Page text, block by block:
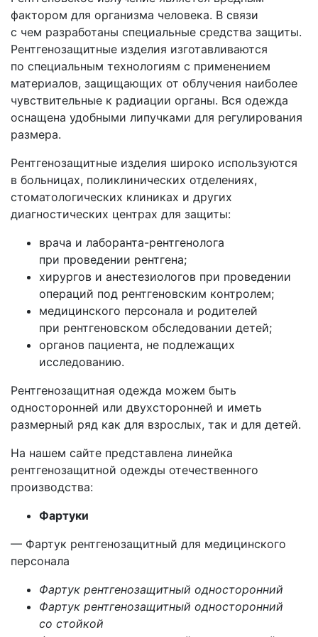
Прочее
фактором для организма человека. В связи
с чем разработаны специальные средства защиты.
Рентгенозащитные изделия изготавливаются
по специальным технологиям с применением
материалов, защищающих от облучения наиболее
чувствительные к радиации органы. Вся одежда
оснащена удобными липучками для регулирования
размера.
Рентгенозащитные изделия широко используются
в больницах, поликлинических отделениях,
стоматологических клиниках и других
диагностических центрах для защиты:
врача и лаборанта-рентгенолога
при проведении рентгена;
хирургов и анестезиологов при проведении
операций под рентгеновским контролем;
медицинского персонала и родителей
при рентгеновском обследовании детей;
органов пациента, не подлежащих
исследованию.
Рентгенозащитная одежда можем быть
односторонней или двухсторонней и иметь
размерный ряд как для взрослых, так и для детей.
На нашем сайте представлена линейка
рентгенозащитной одежды отечественного
производства:
Фартуки
— Фартук рентгенозащитный для медицинского
персонала
Фартук рентгенозащитный односторонний
Фартук рентгенозащитный односторонний
со стойкой